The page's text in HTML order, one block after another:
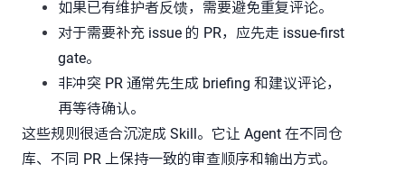
如果已有维护者反馈，需要避免重复评论。
对于需要补充 issue 的 PR，应先走 issue-first
gate。
非冲突 PR 通常先生成 briefing 和建议评论，
再等待确认。
这些规则很适合沉淀成 Skill。它让 Agent 在不同仓
库、不同 PR 上保持一致的审查顺序和输出方式。